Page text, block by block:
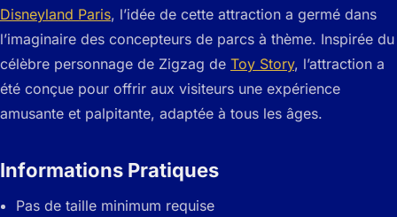
Disneyland Paris, l’idée de cette attraction a germé dans
l’imaginaire des concepteurs de parcs à thème. Inspirée du
célèbre personnage de Zigzag de Toy Story, l’attraction a
été conçue pour offrir aux visiteurs une expérience
amusante et palpitante, adaptée à tous les âges.
Informations Pratiques
Pas de taille minimum requise